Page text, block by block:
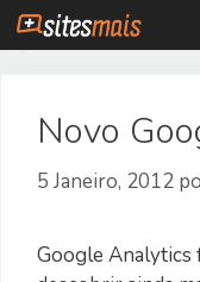
Saltar
para
Novo
5 Janeiro, 2012
Google Analytics